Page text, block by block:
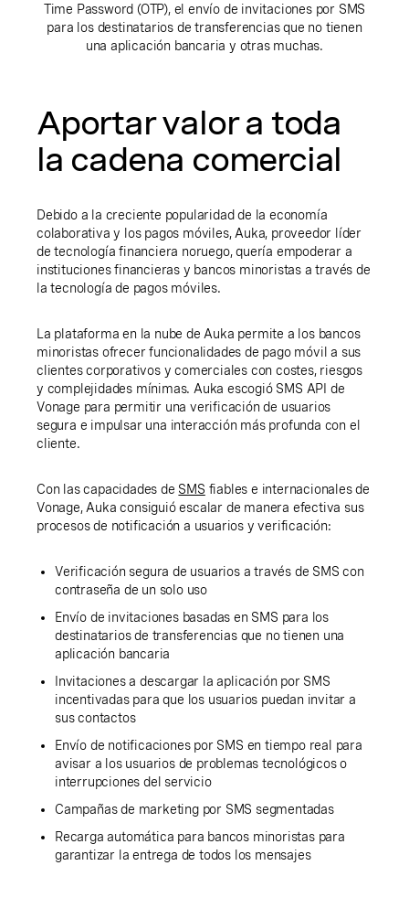
Time Password (OTP), el envío de invitaciones por SMS
para los destinatarios de transferencias que no tienen
una aplicación bancaria y otras muchas.
Aportar valor a toda
la cadena comercial
Debido a la creciente popularidad de la economía
colaborativa y los pagos móviles, Auka, proveedor líder
de tecnología financiera noruego, quería empoderar a
instituciones financieras y bancos minoristas a través de
la tecnología de pagos móviles.
La plataforma en la nube de Auka permite a los bancos
minoristas ofrecer funcionalidades de pago móvil a sus
clientes corporativos y comerciales con costes, riesgos
y complejidades mínimas. Auka escogió SMS API de
Vonage para permitir una verificación de usuarios
segura e impulsar una interacción más profunda con el
cliente.
Con las capacidades de SMS fiables e internacionales de
Vonage, Auka consiguió escalar de manera efectiva sus
procesos de notificación a usuarios y verificación:
Verificación segura de usuarios a través de SMS con
contraseña de un solo uso
Envío de invitaciones basadas en SMS para los
destinatarios de transferencias que no tienen una
aplicación bancaria
Invitaciones a descargar la aplicación por SMS
incentivadas para que los usuarios puedan invitar a
sus contactos
Envío de notificaciones por SMS en tiempo real para
avisar a los usuarios de problemas tecnológicos o
interrupciones del servicio
Campañas de marketing por SMS segmentadas
Recarga automática para bancos minoristas para
garantizar la entrega de todos los mensajes